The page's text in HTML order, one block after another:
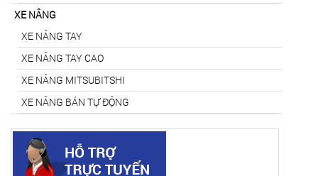
XE NÂNG
XE NÂNG TAY
XE NÂNG TAY CAO
XE NÂNG MITSUBITSHI
XE NÂNG BÁN TỰ ĐỘNG